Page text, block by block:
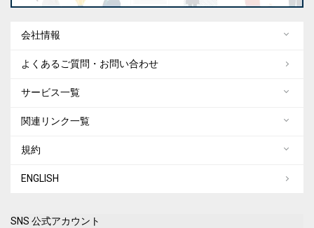
会社情報
よくあるご質問・お問い合わせ
サービス一覧
関連リンク一覧
規約
ENGLISH
SNS 公式アカウント